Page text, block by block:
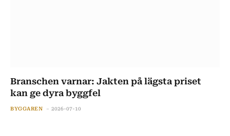
Branschen varnar: Jakten på lägsta priset
kan ge dyra byggfel
BYGGAREN 2026-07-10